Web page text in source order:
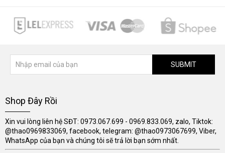
SUBMIT
Shop Đây Rồi
Xin vui lòng liên hệ SĐT: 0973.067.699 - 0969.833.069, zalo, Tiktok:
@thao0969833069, facebook, telegram: @thao0973067699, Viber,
WhatsApp của bạn và chúng tôi sẽ trả lời bạn sớm nhất.